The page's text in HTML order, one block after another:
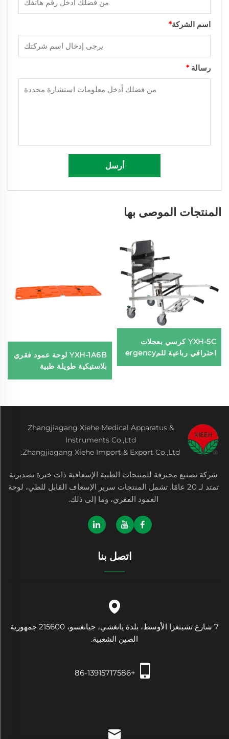
اسم الشركة*
رسالة *
أرسل
المنتجات الموصى بها
YXH-5C كرسي بعجلات
احترافي رباعية للمergency
YXH-1A6B لوحة عمود فقري
بلاستيكية طويلة طبية
Zhangjiagang Xiehe Medical Apparatus &
Instruments Co.,Ltd
Zhangjiagang Xiehe Import & Export Co.,Ltd.
شركة تصنيع محترفة للمنتجات الطبية الإسعافية ذات خبرة تصديرية
تمتد لـ 20 عامًا. تشمل المنتجات سرير الإسعاف القابل للطي، لوحة
العمود الفقري، وما إلى ذلك.
اتصل بنا
7 شارع تشينغزا الأوسط، بلدة يانغشي، جيانغسو، 215600 جمهورية
الصين الشعبية.
+86-13915717586